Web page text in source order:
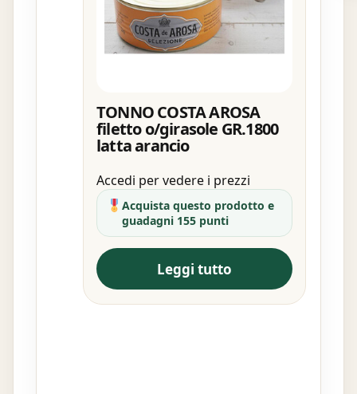
TONNO COSTA AROSA
filetto o/girasole GR.1800
latta arancio
Accedi per vedere i prezzi
Acquista questo prodotto e
guadagni 155 punti
Leggi tutto